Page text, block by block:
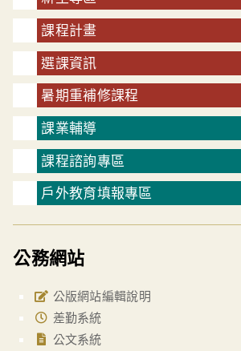
課程計畫
選課資訊
暑期重補修課程
課業輔導
課程諮詢專區
戶外教育填報專區
公務網站
公版網站編輯說明
差勤系統
公文系統